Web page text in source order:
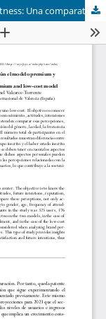
La percepción de marca en los centros de fitness: Una comparativa según el modelo premium y low-cost (Brand perception in fitness centers: A comparison according to the premium and low-cost model)